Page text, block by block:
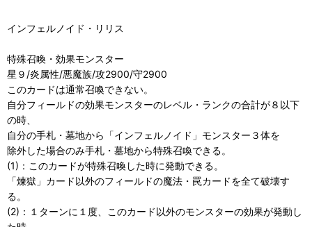
インフェルノイド・リリス
特殊召喚・効果モンスター
星９/炎属性/悪魔族/攻2900/守2900
このカードは通常召喚できない。
自分フィールドの効果モンスターのレベル・ランクの合計が８以下
の時、
自分の手札・墓地から「インフェルノイド」モンスター３体を
除外した場合のみ手札・墓地から特殊召喚できる。
(1)：このカードが特殊召喚した時に発動できる。
「煉獄」カード以外のフィールドの魔法・罠カードを全て破壊す
る。
(2)：１ターンに１度、このカード以外のモンスターの効果が発動し